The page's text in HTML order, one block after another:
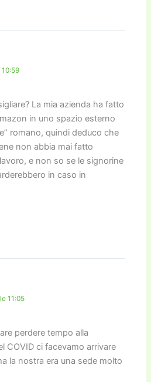
La mia azienda ha fatto
in uno spazio esterno
romano, quindi deduco che
non abbia mai fatto
e non so se le signorine
in caso in
11:05
perdere tempo alla
COVID ci facevamo arrivare
la nostra era una sede molto